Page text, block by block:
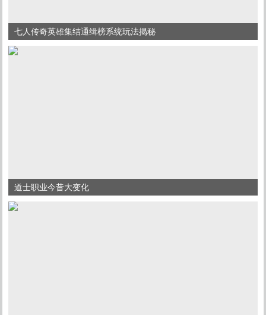
七人传奇英雄集结通缉榜系统玩法揭秘
道士职业今昔大变化